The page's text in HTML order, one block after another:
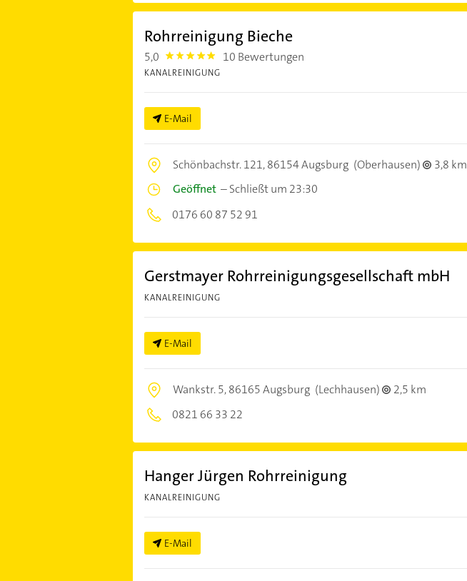
Rohrreinigung Bieche
5,0 5.0 10 Bewertungen
KANALREINIGUNG
E-Mail
Schönbachstr. 121,86154 Augsburg (Oberhausen)
3,8 km
Geöffnet–Schließt um 23:30
0176 60 87 52 91
Gerstmayer Rohrreinigungsgesellschaft mbH
KANALREINIGUNG
E-Mail
Wankstr. 5,86165 Augsburg (Lechhausen)
2,5 km
0821 66 33 22
Hanger Jürgen Rohrreinigung
KANALREINIGUNG
E-Mail